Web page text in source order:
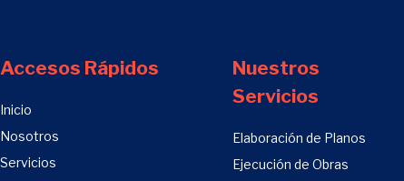
Accesos Rápidos
Inicio
Nosotros
Servicios
Nuestros
Servicios
Elaboración de Planos
Ejecución de Obras